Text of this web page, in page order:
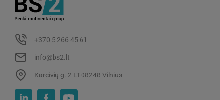
+370 5 266 45 61
info@bs2.lt
Kareivių g. 2 LT-08248 Vilnius